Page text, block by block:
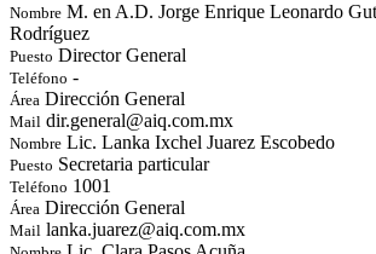
Nombre M. en A.D. Jorge Enrique Leonardo
Rodríguez
Puesto Director General
Teléfono -
Área Dirección General
Mail dir.general@aiq.com.mx
Nombre Lic. Lanka Ixchel Juarez Escobedo
Puesto Secretaria particular
Teléfono 1001
Área Dirección General
Mail lanka.juarez@aiq.com.mx